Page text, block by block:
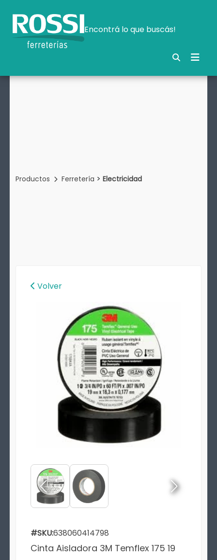
Encontrá lo que buscás!
Productos Ferretería > Electricidad
Volver
#SKU:638060414798
Cinta Aisladora 3M Temflex 175 19